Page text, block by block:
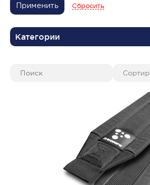
Применить Сбросить
Категории